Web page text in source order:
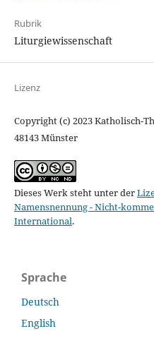
Rubrik
Liturgiewissenschaft
Lizenz
Copyright (c) 2023 Katholisch-
48143 Münster
Dieses Werk steht unter der
Namensnennung - Nicht-
International.
Sprache
Deutsch
English